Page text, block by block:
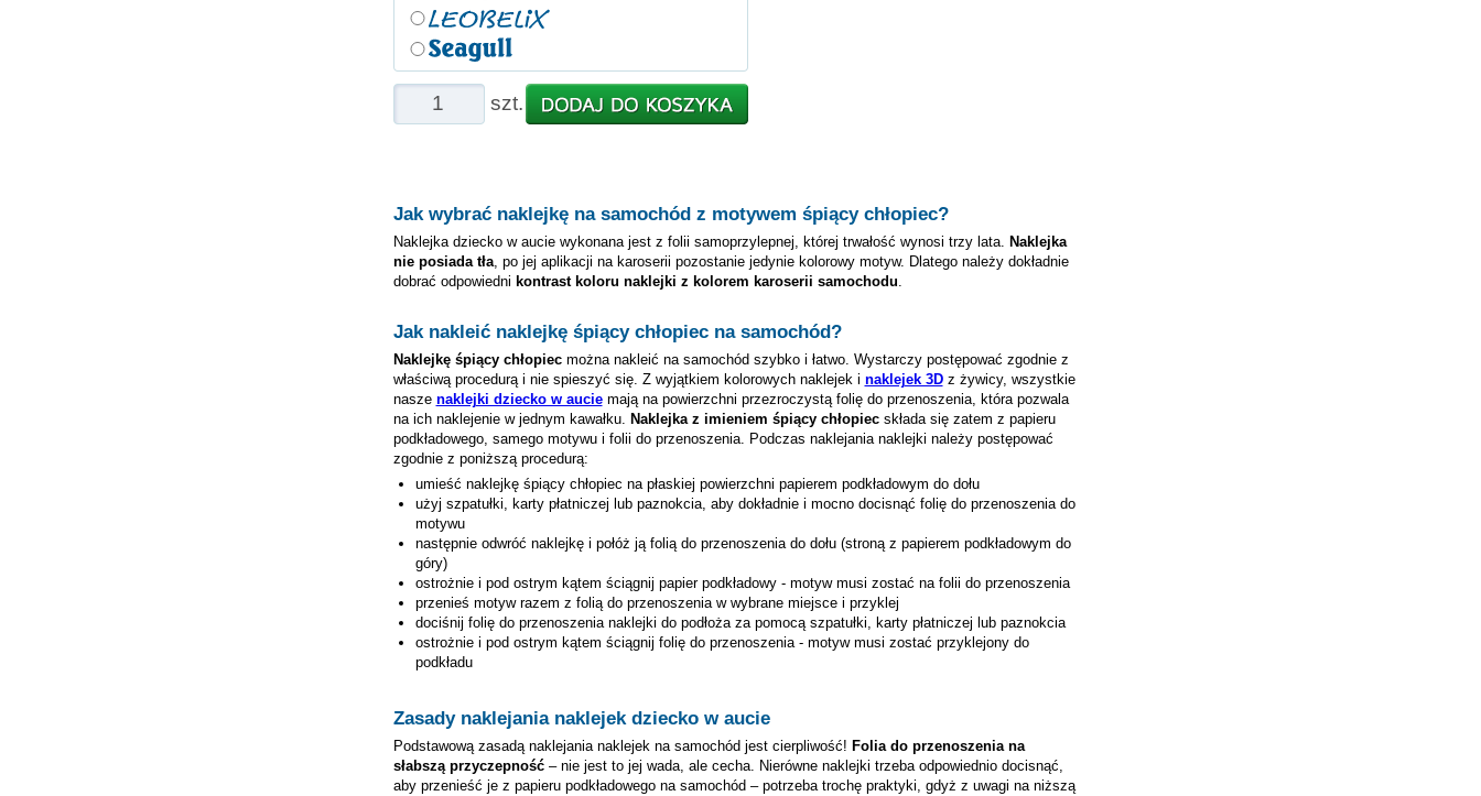
szt.
Jak wybrać naklejkę na samochód z motywem śpiący chłopiec?
Naklejka dziecko w aucie wykonana jest z folii samoprzylepnej, której trwałość wynosi trzy lata. Naklejka
nie posiada tła, po jej aplikacji na karoserii pozostanie jedynie kolorowy motyw. Dlatego należy dokładnie
dobrać odpowiedni kontrast koloru naklejki z kolorem karoserii samochodu.
Jak nakleić naklejkę śpiący chłopiecna samochód?
Naklejkę śpiący chłopiecmożna nakleić na samochód szybko i łatwo. Wystarczy postępować zgodnie z
właściwą procedurą i nie spieszyć się. Z wyjątkiem kolorowych naklejek i naklejek 3Dz żywicy, wszystkie
nasze naklejki dziecko w auciemają na powierzchni przezroczystą folię do przenoszenia, która pozwala
na ich naklejenie w jednym kawałku. Naklejka z imieniem śpiący chłopiecskłada się zatem z papieru
podkładowego, samego motywu i folii do przenoszenia. Podczas naklejania naklejki należy postępować
zgodnie z poniższą procedurą:
umieść naklejkę śpiący chłopiec na płaskiej powierzchni papierem podkładowym do dołu
użyj szpatułki, karty płatniczej lub paznokcia, aby dokładnie i mocno docisnąć folię do przenoszenia do
motywu
następnie odwróć naklejkę i połóż ją folią do przenoszenia do dołu (stroną z papierem podkładowym do
góry)
ostrożnie i pod ostrym kątem ściągnij papier podkładowy - motyw musi zostać na folii do przenoszenia
przenieś motyw razem z folią do przenoszenia w wybrane miejsce i przyklej
dociśnij folię do przenoszenia naklejki do podłoża za pomocą szpatułki, karty płatniczej lub paznokcia
ostrożnie i pod ostrym kątem ściągnij folię do przenoszenia - motyw musi zostać przyklejony do
podkładu
Zasady naklejania naklejek dziecko w aucie
Podstawową zasadą naklejania naklejek na samochód jest cierpliwość! Folia do przenoszenia na
słabszą przyczepność– nie jest to jej wada, ale cecha. Nierówne naklejki trzeba odpowiednio docisnąć,
aby przenieść je z papieru podkładowego na samochód – potrzeba trochę praktyki, gdyż z uwagi na niższą